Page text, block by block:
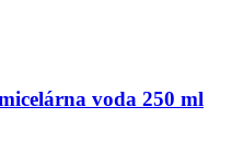
voda 250 ml